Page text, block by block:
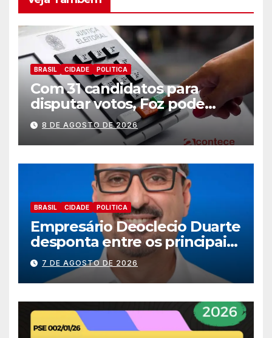
BRASIL CIDADE POLITICA
Com 31 candidatos para
disputar votos, Foz pode
perder representatividade
8 DE AGOSTO DE 2026
BRASIL CIDADE POLITICA
Empresário Deoclecio Duarte
desponta entre os principais
nomes do União Brasil para
deputado estadual
7 DE AGOSTO DE 2026